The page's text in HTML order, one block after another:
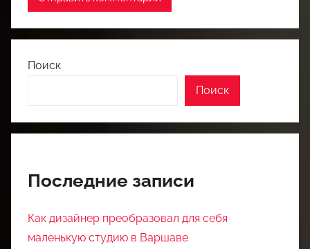
Поиск
Поиск
Последние записи
Как дизайнер преобразовал для себя
маленькую студию в Варшаве